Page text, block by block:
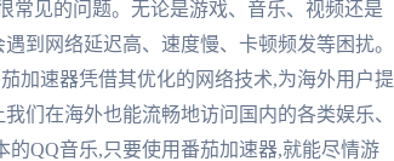
常见的问题。无论是游戏、音乐、视频还是
到网络延迟高、速度慢、卡顿频发等困扰。
加速器凭借其优化的网络技术,为海外用户提
们在海外也能流畅地访问国内的各类娱乐、
QQ音乐,只要使用番茄加速器,就能尽情游